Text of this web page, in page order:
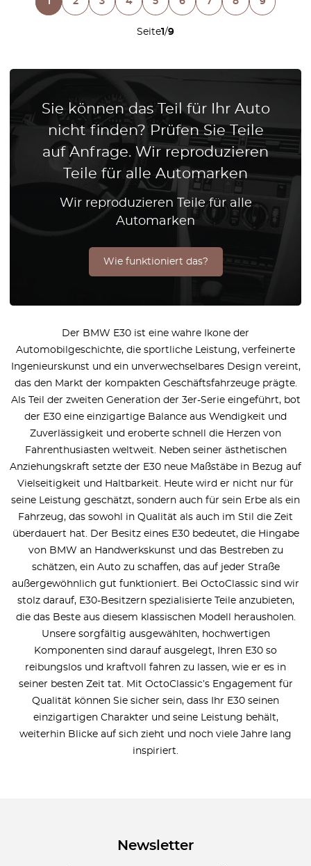
Seite1/9
Sie können das Teil für Ihr Auto
nicht finden? Prüfen Sie Teile
auf Anfrage. Wir reproduzieren
Teile für alle Automarken
Wir reproduzieren Teile für alle
Automarken
Wie funktioniert das?
Der BMW E30 ist eine wahre Ikone der
Automobilgeschichte, die sportliche Leistung, verfeinerte
Ingenieurskunst und ein unverwechselbares Design vereint,
das den Markt der kompakten Geschäftsfahrzeuge prägte.
Als Teil der zweiten Generation der 3er-Serie eingeführt, bot
der E30 eine einzigartige Balance aus Wendigkeit und
Zuverlässigkeit und eroberte schnell die Herzen von
Fahrenthusiasten weltweit. Neben seiner ästhetischen
Anziehungskraft setzte der E30 neue Maßstäbe in Bezug auf
Vielseitigkeit und Haltbarkeit. Heute wird er nicht nur für
seine Leistung geschätzt, sondern auch für sein Erbe als ein
Fahrzeug, das sowohl in Qualität als auch im Stil die Zeit
überdauert hat. Der Besitz eines E30 bedeutet, die Hingabe
von BMW an Handwerkskunst und das Bestreben zu
schätzen, ein Auto zu schaffen, das auf jeder Straße
außergewöhnlich gut funktioniert. Bei OctoClassic sind wir
stolz darauf, E30-Besitzern spezialisierte Teile anzubieten,
die das Beste aus diesem klassischen Modell herausholen.
Unsere sorgfältig ausgewählten, hochwertigen
Komponenten sind darauf ausgelegt, Ihren E30 so
reibungslos und kraftvoll fahren zu lassen, wie er es in
seiner besten Zeit tat. Mit OctoClassic’s Engagement für
Qualität können Sie sicher sein, dass Ihr E30 seinen
einzigartigen Charakter und seine Leistung behält,
weiterhin Blicke auf sich zieht und noch viele Jahre lang
inspiriert.
Newsletter